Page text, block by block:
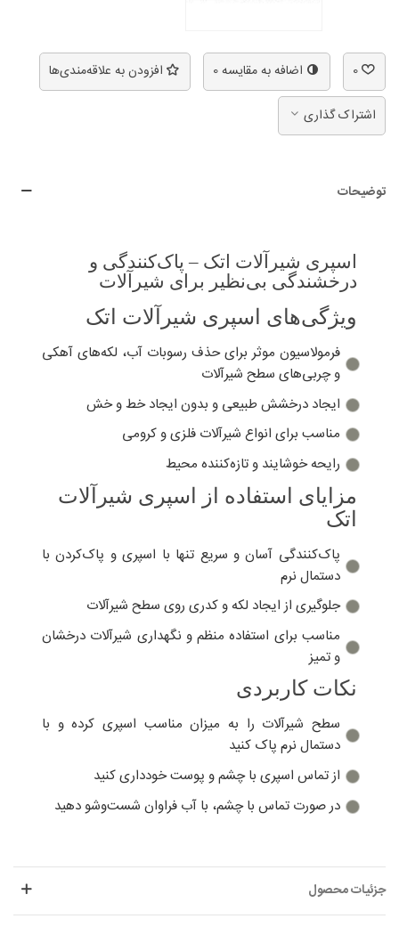
0 اضافه به مقایسه0 افزودن به علاقه‌مندی‌ها
اشتراک گذاری
توضیحات
اسپری شیرآلات اتک – پاک‌کنندگی و
درخشندگی بی‌نظیر برای شیرآلات
ویژگی‌های اسپری شیرآلات اتک
فرمولاسیون موثر برای حذف رسوبات آب، لکه‌های آهکی
و چربی‌های سطح شیرآلات
ایجاد درخشش طبیعی و بدون ایجاد خط و خش
مناسب برای انواع شیرآلات فلزی و کرومی
رایحه خوشایند و تازه‌کننده محیط
مزایای استفاده از اسپری شیرآلات
اتک
پاک‌کنندگی آسان و سریع تنها با اسپری و پاک‌کردن با
دستمال نرم
جلوگیری از ایجاد لکه و کدری روی سطح شیرآلات
مناسب برای استفاده منظم و نگهداری شیرآلات درخشان
و تمیز
نکات کاربردی
سطح شیرآلات را به میزان مناسب اسپری کرده و با
دستمال نرم پاک کنید
از تماس اسپری با چشم و پوست خودداری کنید
در صورت تماس با چشم، با آب فراوان شست‌وشو دهید
جزئیات محصول